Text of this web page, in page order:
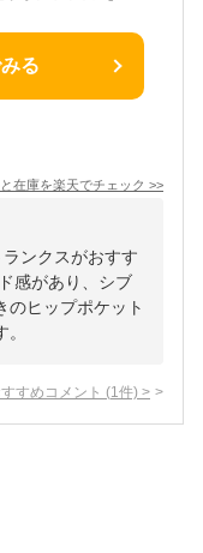
る
在庫を楽天でチェック >>
ンクスがおすす
感があり、シブ
のヒップポケット
すめコメント (1 件) >